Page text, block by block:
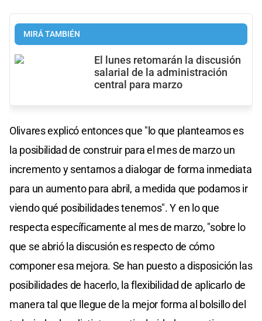
MIRÁ TAMBIÉN
El lunes retomarán la discusión
salarial de la administración
central para marzo
Olivares explicó entonces que "lo que planteamos es
la posibilidad de construir para el mes de marzo un
incremento y sentarnos a dialogar de forma inmediata
para un aumento para abril, a medida que podamos ir
viendo qué posibilidades tenemos". Y en lo que
respecta específicamente al mes de marzo, "sobre lo
que se abrió la discusión es respecto de cómo
componer esa mejora. Se han puesto a disposición las
posibilidades de hacerlo, la flexibilidad de aplicarlo de
manera tal que llegue de la mejor forma al bolsillo del